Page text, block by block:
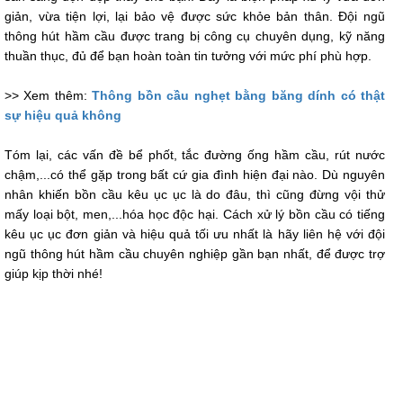
giản, vừa tiện lợi, lại bảo vệ được sức khỏe bản thân. Đội ngũ
thông hút hầm cầu được trang bị công cụ chuyên dụng, kỹ năng
thuần thục, đủ để bạn hoàn toàn tin tưởng với mức phí phù hợp.
>> Xem thêm:Thông bồn cầu nghẹt bằng băng dính có thật
sự hiệu quả không
Tóm lại, các vấn đề bể phốt, tắc đường ống hầm cầu, rút nước
chậm,...có thể gặp trong bất cứ gia đình hiện đại nào. Dù nguyên
nhân khiến bồn cầu kêu ục ục là do đâu, thì cũng đừng vội thử
mấy loại bột, men,...hóa học độc hại. Cách xử lý bồn cầu có tiếng
kêu ục ục đơn giản và hiệu quả tối ưu nhất là hãy liên hệ với đội
ngũ thông hút hầm cầu chuyên nghiệp gần bạn nhất, để được trợ
giúp kịp thời nhé!